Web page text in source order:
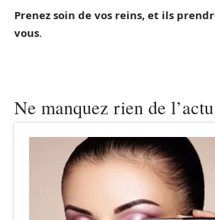
Prenez soin de vos reins, et ils
vous.
Ne manquez rien de